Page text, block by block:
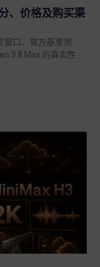
、价格及购买渠
口、官方基准测
3.8 Max 的真实性